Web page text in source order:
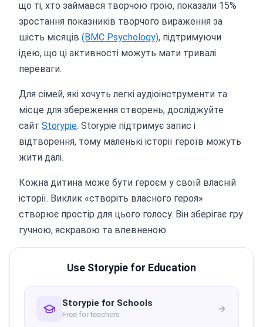
що ті, хто займався творчою грою, показали 15%
зростання показників творчого вираження за
шість місяців (BMC Psychology), підтримуючи
ідею, що ці активності можуть мати тривалі
переваги.
Для сімей, які хочуть легкі аудіоінструменти та
місце для збереження створень, досліджуйте
сайт Storypie. Storypie підтримує запис і
відтворення, тому маленькі історії героїв можуть
жити далі.
Кожна дитина може бути героєм у своїй власній
історії. Виклик «створіть власного героя»
створює простір для цього голосу. Він зберігає гру
гучною, яскравою та впевненою.
Use Storypie for Education
Storypie for Schools
Free for teachers